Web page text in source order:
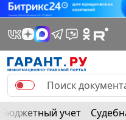
Бюджетный учет